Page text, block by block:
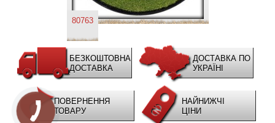
80763
БЕЗКОШТОВНА
ДОСТАВКА
ДОСТАВКА ПО
УКРАЇНІ
ПОВЕРНЕННЯ
ТОВАРУ
НАЙНИЖЧІ
ЦІНИ